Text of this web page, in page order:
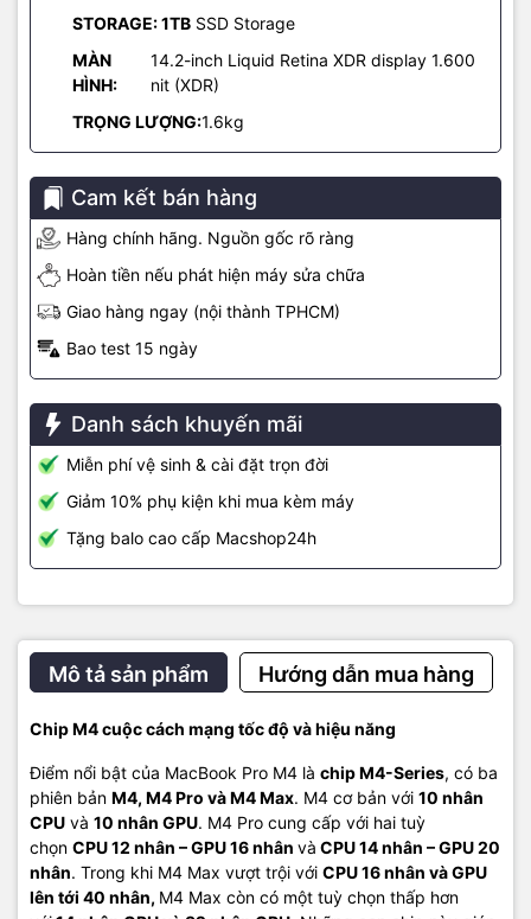
STORAGE: 1TB SSD Storage
MÀN
HÌNH:
14.2-inch Liquid Retina XDR display 1.600
nit (XDR)
TRỌNG LƯỢNG:1.6kg
Cam kết bán hàng
Hàng chính hãng. Nguồn gốc rõ ràng
Hoàn tiền nếu phát hiện máy sửa chữa
Giao hàng ngay (nội thành TPHCM)
Bao test 15 ngày
Danh sách khuyến mãi
Miễn phí vệ sinh & cài đặt trọn đời
Giảm 10% phụ kiện khi mua kèm máy
Tặng balo cao cấp Macshop24h
Mô tả sản phẩm Hướng dẫn mua hàng
Chip M4 cuộc cách mạng tốc độ và hiệu năng
Điểm nổi bật của MacBook Pro M4 là chip M4-Series, có ba
phiên bản M4, M4 Pro và M4 Max. M4 cơ bản với 10 nhân
CPU và 10 nhân GPU. M4 Pro cung cấp với hai tuỳ
chọn CPU 12 nhân – GPU 16 nhân và CPU 14 nhân – GPU 20
nhân. Trong khi M4 Max vượt trội với CPU 16 nhân và GPU
lên tới 40 nhân, M4 Max còn có một tuỳ chọn thấp hơn
Apple Intelligence tận dụng khả năng học máy của chip M4 để
thích ứng với sở thích người dùng, cung cấp các thông tin kịp thời
dùng tập trung vào những gì quan trọng nhất, biến MacBook Pro
M4 thành một công cụ đáng giá cho các chuyên gia mong muốn
tối ưu hóa quy trình làm việc
MacBook Pro M4 trang bịba cổng Thunderbolt 5 trên máy chạy
chip M4 Pro và M4 Max . Cho phép truyền dữ liệu nhanh và kết nối
linh hoạt với các thiết bị ngoài. Laptop còn cócổng HDMI, khe đọc
máyvới chip M4 thì vẫn là chuẩn ThunderBolt 4, nhưng khác với
năm trước thì bản thường năm nay được
trang bị thêm một cổng
USB-C bên cạnh phảinữa.
Tuổi thọ pin ấn tượng